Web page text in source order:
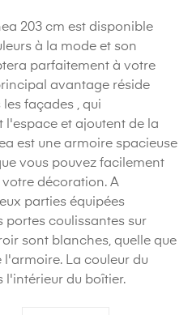
203 cm est disponible
à la mode et son
parfaitement à votre
avantage réside
façades , qui
et ajoutent de la
est une armoire spacieuse
vous pouvez facilement
décoration. A
parties équipées
portes coulissantes sur
sont blanches, quelle que
La couleur du
l'intérieur du boîtier.